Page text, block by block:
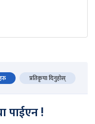
प्रतिकृया दिनुहोस्
पाईएन !